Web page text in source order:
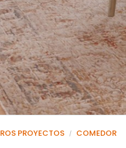
PROYECTOS / COMEDOR